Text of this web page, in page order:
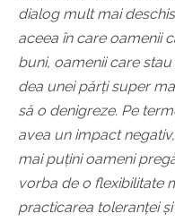
dialog mult mai
aceea în care oamenii
buni, oamenii care
dea unei părți super
să o denigreze. Pe
avea un impact
mai puțini oameni
vorba de o flexibilitate
practicarea toleranței și